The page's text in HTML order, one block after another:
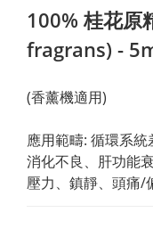
100% 桂花原
fragrans) -
(香薰機適用)
應用範疇: 循環系統
消化不良、肝功能
壓力、鎮靜、頭痛/